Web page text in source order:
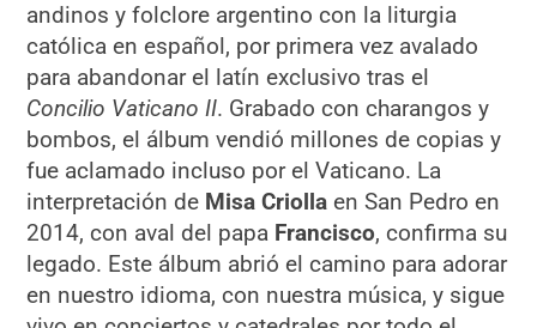
andinos y folclore argentino con la liturgia
católica en español, por primera vez avalado
para abandonar el latín exclusivo tras el
Concilio Vaticano II. Grabado con charangos y
bombos, el álbum vendió millones de copias y
fue aclamado incluso por el Vaticano. La
interpretación de Misa Criolla en San Pedro en
2014, con aval del papa Francisco, confirma su
legado. Este álbum abrió el camino para adorar
en nuestro idioma, con nuestra música, y sigue